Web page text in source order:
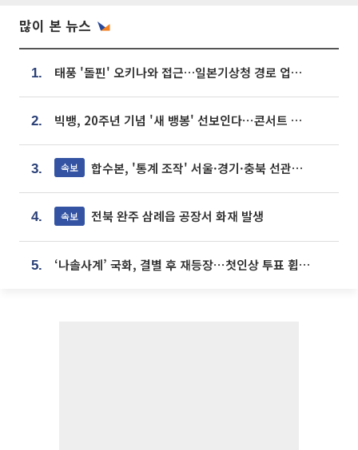
많이 본 뉴스
1. 태풍 '돌핀' 오키나와 접근…일본기상청 경로 업데이트
2. 빅뱅, 20주년 기념 '새 뱅봉' 선보인다⋯콘서트 앞두고 팝업 개최
3. 속보 합수본, '통계 조작' 서울·경기·충북 선관위 등 추가 압수수색
4. 속보 전북 완주 삼례읍 공장서 화재 발생
5. ‘나솔사계’ 국화, 결별 후 재등장⋯첫인상 투표 휩쓸고 ‘인기녀’ 등극